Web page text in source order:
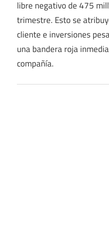
libre negativo de 475
trimestre. Esto se
cliente e inversiones
una bandera roja
compañía.